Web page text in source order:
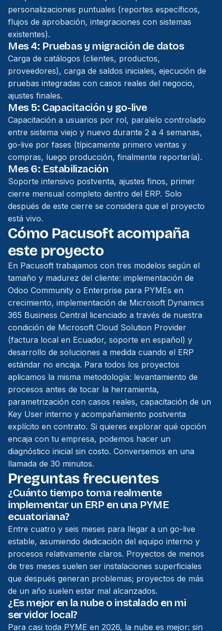
personalizaciones puntuales (reportes específicos,
flujos de aprobación, integraciones con sistemas
existentes).
Mes 4: Pruebas y migración de datos
Carga de catálogos (clientes, productos,
proveedores), carga de saldos iniciales, ejecución de
pruebas integradas con casos reales del negocio,
ajustes finales.
Mes 5: Capacitación y go-live
Capacitación a usuarios por rol, paralelo controlado
entre sistema viejo y nuevo durante 2 a 4 semanas,
go-live por fases (típicamente primero ventas y
compras, luego producción, finalmente reportería).
Mes 6: Estabilización
Soporte intensivo postventa, ajustes finos, primer
cierre mensual completo dentro del ERP. Solo
después de este cierre se considera que el proyecto
está vivo.
Cómo Pacusoft acompaña
este proyecto
En Pacusoft trabajamos con tres modelos según el
tamaño y madurez del cliente: implementación de
Odoo Community o Enterprise para PYMEs en
crecimiento, implementación de Microsoft Dynamics
365 Business Central licenciado a través de nuestra
condición de Microsoft Cloud Solution Provider
(factura local en Ecuador, soporte en español) y
desarrollo de soluciones a medida cuando el ERP
estándar no encaja. Para todos los proyectos
aplicamos la misma metodología: levantamiento de
procesos antes de tocar la herramienta,
parametrización con casos reales, capacitación de un
Key User interno y acompañamiento postventa
explícito en contrato. Si quieres explorar qué opción
encaja con tu empresa, podemos hacer un
diagnóstico inicial sin costo. Conversemos en una
llamada de 30 minutos.
Preguntas frecuentes
¿Cuánto tiempo toma realmente
implementar un ERP en una PYME
ecuatoriana?
Entre cuatro y seis meses para llegar a un go-live
estable, asumiendo dedicación del equipo interno y
procesos relativamente claros. Proyectos de menos
de tres meses suelen ser instalaciones superficiales
que después generan problemas; proyectos de más
de un año suelen estar mal alcanzados.
¿Es mejor en la nube o instalado en mi
servidor local?
Para casi toda PYME en 2026, la nube es mejor: sin